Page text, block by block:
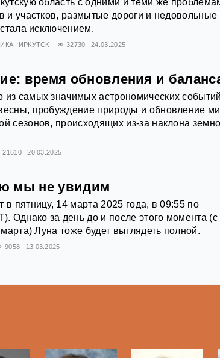
область с одними и теми же
и участков, размытые дороги и недовольные
исключением.
ИРКУТСК 32730 24.03.2025
время обновления и
самых значимых астрономических событий
пробуждение природы и обновление
сезонов, происходящих из-за наклона
21610 20.03.2025
мы не увидим
в пятницу, 14 марта 2025 года, в 09:55 по
Однако за день до и после этого момента (с
Луна тоже будет выглядеть полной.
9058 13.03.2025